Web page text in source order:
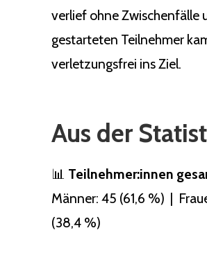
verlief ohne Zwischenfälle
gestarteten Teilnehmer
verletzungsfrei ins Ziel.
Aus der
📊 Teilnehmer:innen
Männer: 45 (61,6 %) |
(38,4 %)